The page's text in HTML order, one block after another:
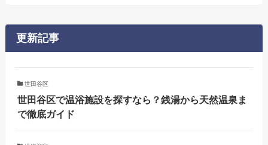
更新記事
世田谷区
世田谷区で温浴施設を探すなら？銭湯から天然温泉ま
で徹底ガイド